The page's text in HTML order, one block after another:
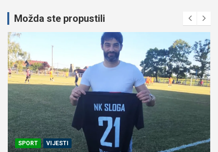
Možda ste propustili
SPORT VIJESTI